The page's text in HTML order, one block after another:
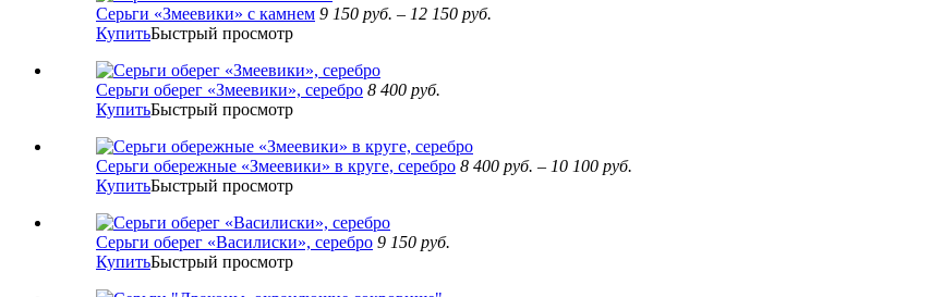
Серьги «Змеевики» с камнем 9 150 руб. – 12 150 руб.
КупитьБыстрый просмотр
Серьги оберег «Змеевики», серебро 8 400 руб.
КупитьБыстрый просмотр
Серьги обережные «Змеевики» в круге, серебро 8 400 руб. – 10 100 руб.
КупитьБыстрый просмотр
Серьги оберег «Василиски», серебро 9 150 руб.
КупитьБыстрый просмотр